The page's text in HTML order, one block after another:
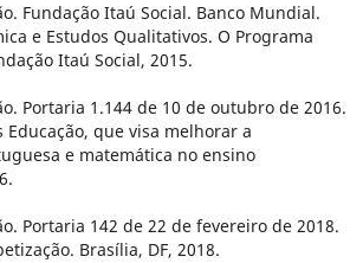
Fundação Itaú Social. Banco Mundial.
e Estudos Qualitativos. O Programa
Itaú Social, 2015.
Portaria 1.144 de 10 de outubro de 2016.
que visa melhorar a
e matemática no ensino
Portaria 142 de 22 de fevereiro de 2018.
Brasília, DF, 2018.